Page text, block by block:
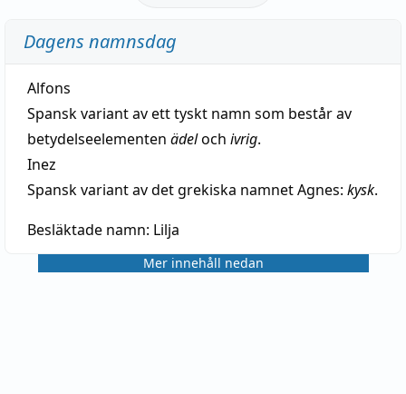
Dagens namnsdag
Alfons
Spansk variant av ett tyskt namn som består av
betydelseelementen ädeloch ivrig.
Inez
Spansk variant av det grekiska namnet Agnes: kysk.
Besläktade namn: Lilja
Mer innehåll nedan